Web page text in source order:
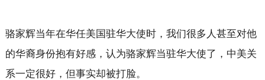
骆家辉当年在华任美国驻华大使时，我们很多人甚至对他
的华裔身份抱有好感，认为骆家辉当驻华大使了，中美关
系一定很好，但事实却被打脸。